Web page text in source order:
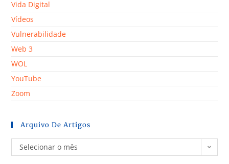
Vida Digital
Vídeos
Vulnerabilidade
Web 3
WOL
YouTube
Zoom
Arquivo De Artigos
Selecionar o mês